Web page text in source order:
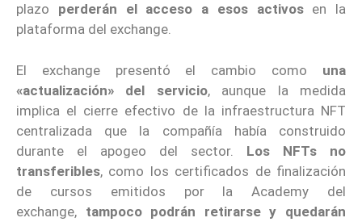
plazo perderán el acceso a esos activosen la
plataforma del exchange.
El exchange presentó el cambio como una
«actualización» del servicio, aunque la medida
implica el cierre efectivo de la infraestructura NFT
centralizada que la compañía había construido
durante el apogeo del sector. Los NFTs no
transferibles, como los certificados de finalización
de cursos emitidos por la Academy del
exchange, tampoco podrán retirarse y quedarán